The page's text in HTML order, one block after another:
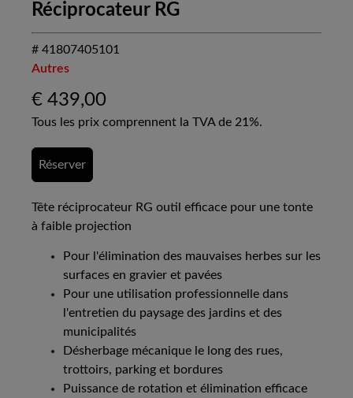
Réciprocateur RG
# 41807405101
Autres
€ 439,00
Tous les prix comprennent la TVA de 21%.
Réserver
Tête réciprocateur RG outil efficace pour une tonte
à faible projection
Pour l'élimination des mauvaises herbes sur les
surfaces en gravier et pavées
Pour une utilisation professionnelle dans
l'entretien du paysage des jardins et des
municipalités
Désherbage mécanique le long des rues,
trottoirs, parking et bordures
Puissance de rotation et élimination efficace